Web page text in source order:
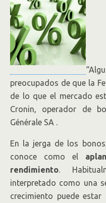
preocupados de que la
de lo que el mercado
Cronin, operador de
Générale SA .
En la jerga de los
conoce como el
rendimiento.
interpretado como una
crecimiento puede